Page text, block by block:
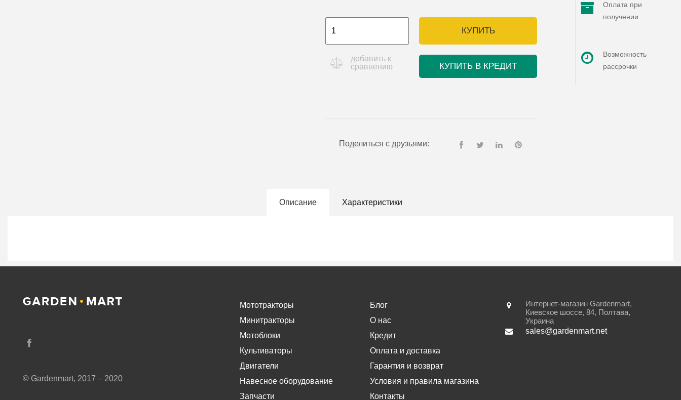
КУПИТЬ
добавить к
сравнению
КУПИТЬ В КРЕДИТ
Поделиться с друзьями:
Оплата при
получении
Возможность
рассрочки
Описание Характеристики
© Gardenmart, 2017 – 2020
Мототракторы
Минитракторы
Мотоблоки
Культиваторы
Двигатели
Навесное оборудование
Запчасти
Блог
О нас
Кредит
Оплата и доставка
Гарантия и возврат
Условия и правила магазина
Контакты
Интернет-магазин Gardenmart,
Киевское шоссе, 84, Полтава,
Украина
sales@gardenmart.net